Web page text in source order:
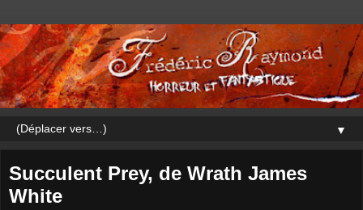
▼
Succulent Prey, de Wrath James
White